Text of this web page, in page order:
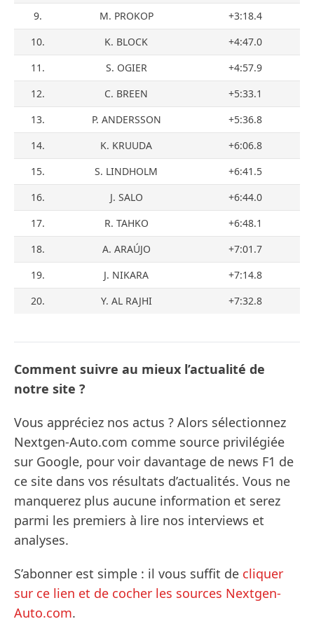
9. M. PROKOP
+3:18.4
10.
K. BLOCK
+4:47.0
11.
S. OGIER
+4:57.9
12.
C. BREEN
+5:33.1
13.
P. ANDERSSON
+5:36.8
14.
K. KRUUDA
+6:06.8
15.
S. LINDHOLM
+6:41.5
16.
J. SALO
+6:44.0
17.
R. TAHKO
+6:48.1
18.
A. ARAÚJO
+7:01.7
19.
J. NIKARA
+7:14.8
20.
Y. AL RAJHI +7:32.8
Comment suivre au mieux l’actualité de
notre site ?
Vous appréciez nos actus ? Alors sélectionnez
Nextgen-Auto.com comme source privilégiée
sur Google, pour voir davantage de news F1 de
ce site dans vos résultats d’actualités. Vous ne
manquerez plus aucune information et serez
parmi les premiers à lire nos interviews et
analyses.
S’abonner est simple : il vous suffit de cliquer
sur ce lien et de cocher les sources Nextgen-
Auto.com.